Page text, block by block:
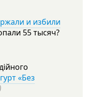
и избили
55тысяч?
«Без